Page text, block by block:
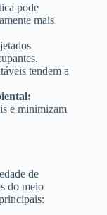
pode
mais
tendem a
e minimizam
de
do meio